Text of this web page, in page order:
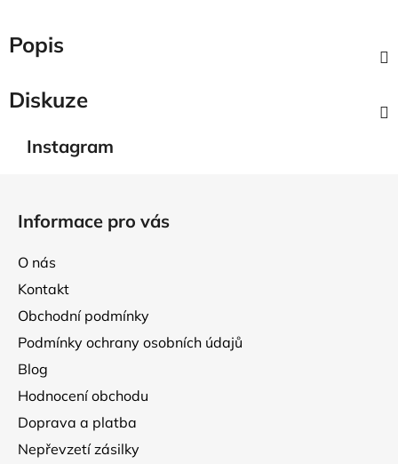
Popis
Diskuze
Instagram
Informace pro vás
O nás
Kontakt
Obchodní podmínky
Podmínky ochrany osobních údajů
Blog
Hodnocení obchodu
Doprava a platba
Nepřevzetí zásilky